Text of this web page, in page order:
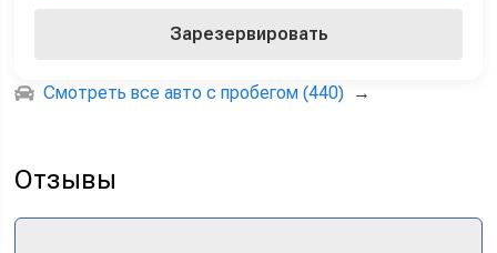
Зарезервировать
Смотреть все авто с пробегом (440) →
Отзывы